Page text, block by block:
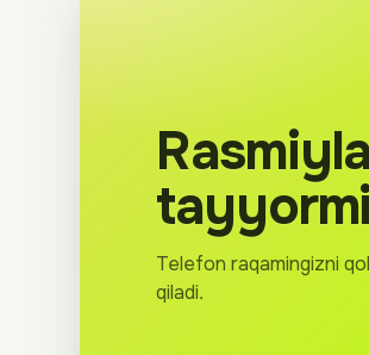
Telefon raqamingizni
qiladi.